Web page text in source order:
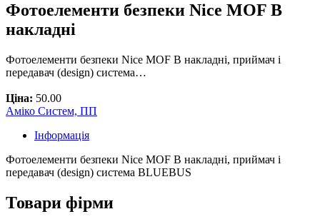
Фотоелементи безпеки Nice MOF B
накладні
Фотоелементи безпеки Nice MOF B накладні, приймач і
передавач (design) система…
Ціна: 50.00
Аміко Систем, ПП
Інформація
Фотоелементи безпеки Nice MOF B накладні, приймач і
передавач (design) система BLUEBUS
Товари фірми